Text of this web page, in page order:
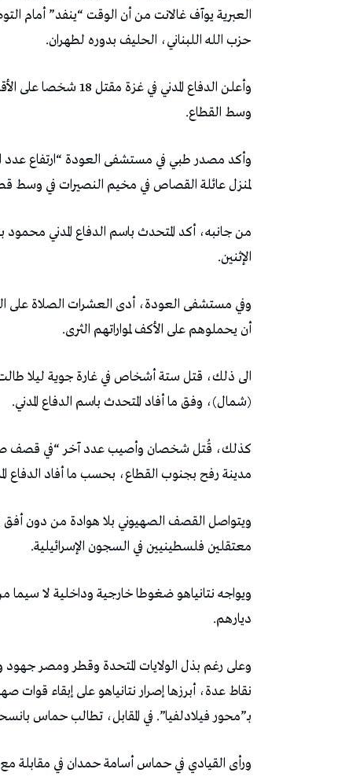
العبرية يوآف غالانت من أن الوقت “ينفد” أمام
حزب الله اللبناني، الحليف بدوره لطهران.
وأعلن الدفاع المدني
وسط القطاع.
لمنزل عائلة القصاص في مخيم النصيرات في وسط
من جانبه، أكد المتحدث باسم الدفاع المدني
الإثنين.
وفي مستشفى العودة، أدى العشرات الصلاة على
أن يحملوهم على الأكف لمواراتهم الثرى.
الى ذلك، قتل ستة أشخاص في غارة جوية ليلا
(شمال)، وفق ما أفاد المتحدث باسم الدفاع المدني.
كذلك، قُتل شخصان وأصيب عدد آخر “في قصف
مدينة رفح بجنوب القطاع، بحسب ما أفاد الدفاع
ويتواصل القصف الصهيوني بلا هوادة من دون أفق
معتقلين فلسطينيين في السجون الإسرائيلية.
ويواجه نتانياهو ضغوطا خارجية وداخلية لا سيما
ديارهم.
وعلى رغم بذل الولايات المتحدة وقطر ومصر
نقاط عدة، أبرزها إصرار نتانياهو على إبقاء
بـ”محور فيلادلفيا”. في المقابل، تطالب حماس
ورأى القيادي في حماس أسامة حمدان في مقابلة مع